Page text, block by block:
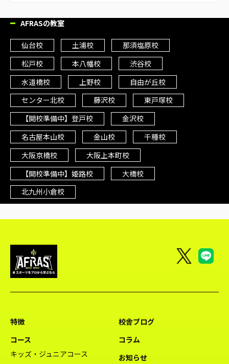
AFRASの教室
仙台校 土浦校
那須塩原校
松戸校
本八幡校
渋谷校
水道橋校
上野校
自由が丘校
センター北校
藤沢校
東戸塚校
【開校準備中】登戸校
金沢校
名古屋本山校
金山校
千種校
大阪京橋校
大阪上本町校
【開校準備中】姫路校
大橋校
北九州小倉校
特徴
コース
キッズ・ジュニアコース
校舎ブログ
コラム
お知らせ